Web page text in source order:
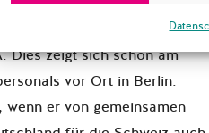
und Italien sowie
Dies zeigt sich schon am
vor Ort in Berlin.
er von gemeinsamen